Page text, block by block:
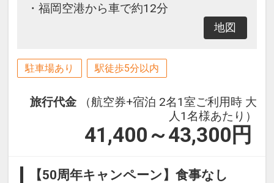
・福岡空港から車で約12分
地図
駐車場あり 駅徒歩5分以内
旅行代金
（航空券+宿泊 2名1室ご利用時 大
人1名様あたり）
41,400～43,300 円
【50周年キャンペーン】食事なし